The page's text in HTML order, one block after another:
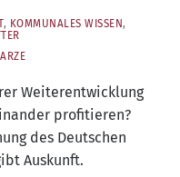
, KOMMUNALES WISSEN,
Wei­ter­ent­wick­lung
pro­fi­tie­ren?
des Deut­schen
Auskunft.